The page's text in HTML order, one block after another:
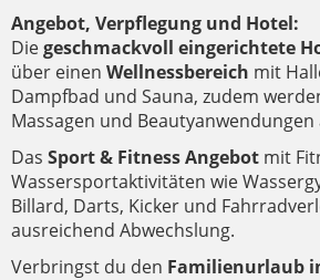
Angebot, Verpflegung und Hotel:
Diegeschmackvoll eingerichtete
über einen Wellnessbereich mit
Dampfbad und Sauna, zudem
Massagen und
Das Sport & Fitness Angebot mit
Wassersportaktivitäten wie
Billard, Darts, Kicker und
ausreichend Abwechslung.
Verbringst du den Familienurlaub